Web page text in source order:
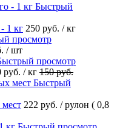
Быстрый
1 кг 250 руб. / кг
просмотр
/ шт
просмотр
руб. / кг 150 руб.
Быстрый
222 руб. / рулон ( 0,8